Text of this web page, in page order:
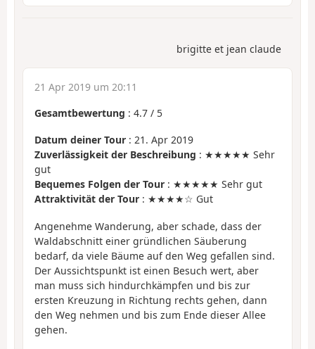
brigitte et jean claude
21 Apr 2019 um 20:11
Gesamtbewertung : 4.7 / 5
Datum deiner Tour : 21. Apr 2019
Zuverlässigkeit der Beschreibung : ★★★★★ Sehr
gut
Bequemes Folgen der Tour : ★★★★★ Sehr gut
Attraktivität der Tour : ★★★★☆ Gut
Angenehme Wanderung, aber schade, dass der
Waldabschnitt einer gründlichen Säuberung
bedarf, da viele Bäume auf den Weg gefallen sind.
Der Aussichtspunkt ist einen Besuch wert, aber
man muss sich hindurchkämpfen und bis zur
ersten Kreuzung in Richtung rechts gehen, dann
den Weg nehmen und bis zum Ende dieser Allee
gehen.